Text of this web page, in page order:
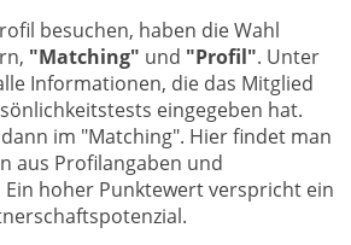
besuchen, haben die Wahl
"Matching" und "Profil". Unter
Informationen, die das Mitglied
eingegeben hat.
im "Matching". Hier findet man
aus Profilangaben und
hoher Punktewert verspricht ein